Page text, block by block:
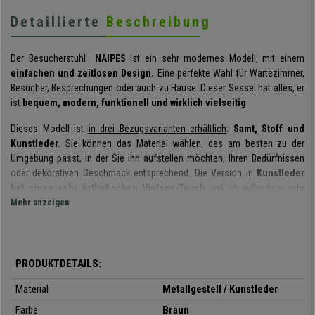
Detaillierte Beschreibung
Der Besucherstuhl NAIPESist ein sehr modernes Modell, mit einem
einfachen und zeitlosen Design. Eine perfekte Wahl für Wartezimmer,
Besucher, Besprechungen oder auch zu Hause. Dieser Sessel hat alles, er
ist bequem, modern, funktionell und wirklich vielseitig.
Dieses Modell ist in drei Bezugsvarianten erhältlich: Samt, Stoff und
Kunstleder. Sie können das Material wählen, das am besten zu der
Umgebung passt, in der Sie ihn aufstellen möchten, Ihren Bedürfnissen
oder dekorativen Geschmack entsprechend. Die Version in Kunstleder
hat einen sehr ästhetischen Vintage-Touch
und ist außerdem sehr
leicht zu reinigen. Die
und kann bis zu 150 kg tragen.
Dieser Stuhl zeichnet sich durch seinenmodernen und
Mehr anzeigen
PRODUKTDETAILS:
Material
Metallgestell / Kunstleder
Farbe
Braun